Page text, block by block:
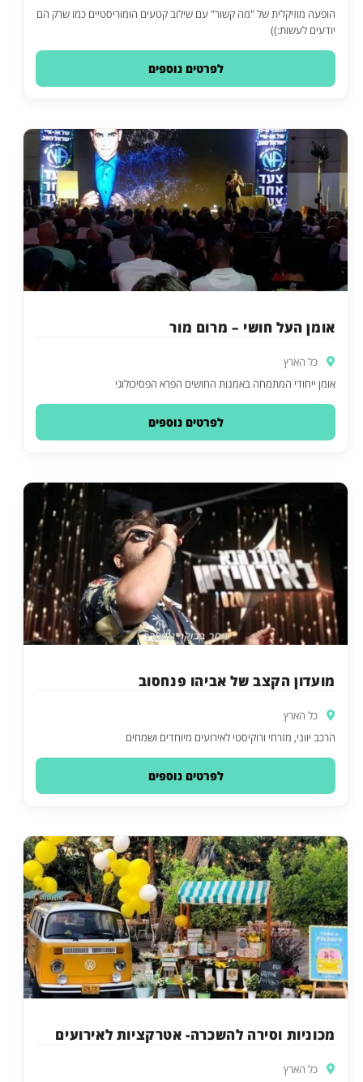
הופעה מוזיקלית של "מה קשור" עם שילוב קטעים הומוריסטיים כמו שרק הם
יודעים לעשות:))
לפרטים נוספים
אומן העל חושי – מרום מור
כל הארץ
אומן ייחודי המתמחה באמנות החושים הפרא הפסיכולוגי
לפרטים נוספים
מועדון הקצב של אביהו פנחסוב
כל הארץ
הרכב יווני, מזרחי ורוקיסטי לאירועים מיוחדים ושמחים
לפרטים נוספים
מכוניות וסירה להשכרה- אטרקציות לאירועים
כל הארץ